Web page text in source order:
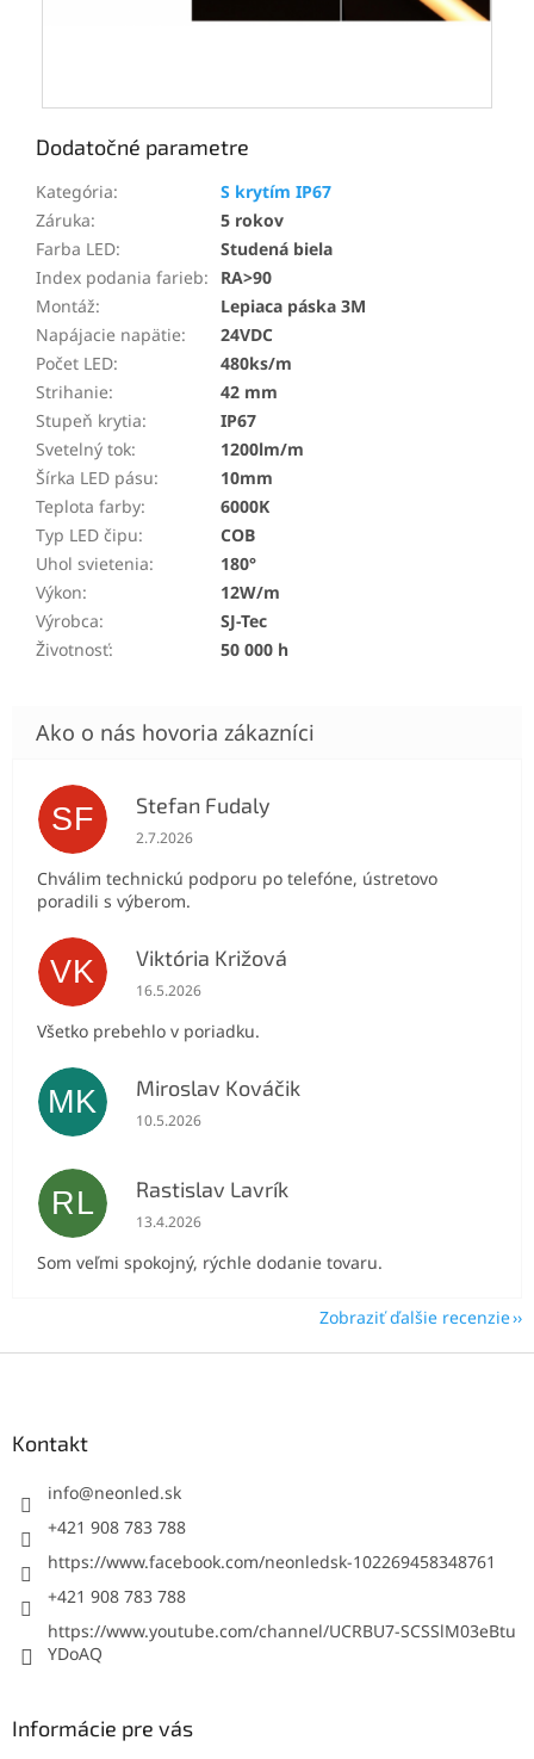
Dodatočné parametre
Kategória:
S krytím IP67
Záruka:
5 rokov
Farba LED:
Studená biela
Index podania farieb:
RA>90
Montáž:
Lepiaca páska 3M
Napájacie napätie:
24VDC
Počet LED:
480ks/m
Strihanie:
42 mm
Stupeň krytia:
IP67
Svetelný tok:
1200lm/m
Šírka LED pásu:
10mm
Teplota farby:
6000K
Typ LED čipu:
COB
Uhol svietenia:
180°
Výkon:
12W/m
Výrobca:
SJ-Tec
Životnosť: 50 000 h
SF Stefan Fudaly
Hodnotenie obchodu je 5 z 5 hviezdičiek.
2.7.2026
Chválim technickú podporu po telefóne, ústretovo
poradili s výberom.
VK Viktória Križová
Hodnotenie obchodu je 5 z 5 hviezdičiek.
16.5.2026
Všetko prebehlo v poriadku.
MK Miroslav Kováčik
Hodnotenie obchodu je 5 z 5 hviezdičiek.
10.5.2026
RL Rastislav Lavrík
Hodnotenie obchodu je 5 z 5 hviezdičiek.
13.4.2026
Som veľmi spokojný, rýchle dodanie tovaru.
Zobraziť ďalšie recenzie
Kontakt
info@neonled.sk
+421 908 783 788
https://www.facebook.com/neonledsk-102269458348761
+421 908 783 788
https://www.youtube.com/channel/UCRBU7-SCSSlM03eBtu
YDoAQ
Informácie pre vás